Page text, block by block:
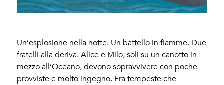
Un’esplosione nella notte. Un battello in fiamme. Due
fratelli alla deriva. Alice e Milo, soli su un canotto in
mezzo all’Oceano, devono sopravvivere con poche
provviste e molto ingegno. Fra tempeste che